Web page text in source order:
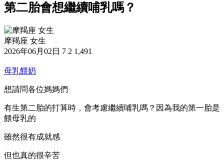
第二胎會想繼續哺乳嗎？
摩羯座 女生
2026年06月02日 7 2 1,491
母乳餵奶
想請問各位媽媽們
有生第二胎的打算時，會考慮繼續哺乳嗎？因為我的第一胎是
餵母乳的
雖然很有成就感
但也真的很辛苦